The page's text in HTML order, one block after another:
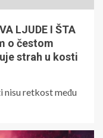
LJUDE I ŠTA
o čestom
strah u kosti
nisu retkost među